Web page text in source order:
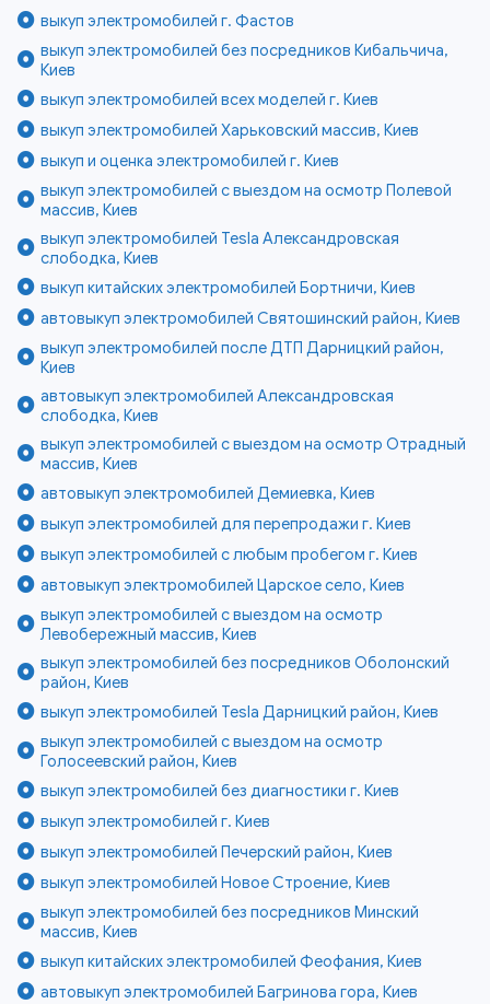
выкуп электромобилей г. Фастов
выкуп электромобилей без посредников Кибальчича,
Киев
выкуп электромобилей всех моделей г. Киев
выкуп электромобилей Харьковский массив, Киев
выкуп и оценка электромобилей г. Киев
выкуп электромобилей с выездом на осмотр Полевой
массив, Киев
выкуп электромобилей Tesla Александровская
слободка, Киев
выкуп китайских электромобилей Бортничи, Киев
автовыкуп электромобилей Святошинский район, Киев
выкуп электромобилей после ДТП Дарницкий район,
Киев
автовыкуп электромобилей Александровская
слободка, Киев
выкуп электромобилей с выездом на осмотр Отрадный
массив, Киев
автовыкуп электромобилей Демиевка, Киев
выкуп электромобилей для перепродажи г. Киев
выкуп электромобилей с любым пробегом г. Киев
автовыкуп электромобилей Царское село, Киев
выкуп электромобилей с выездом на осмотр
Левобережный массив, Киев
выкуп электромобилей без посредников Оболонский
район, Киев
выкуп электромобилей Tesla Дарницкий район, Киев
выкуп электромобилей с выездом на осмотр
Голосеевский район, Киев
выкуп электромобилей без диагностики г. Киев
выкуп электромобилей г. Киев
выкуп электромобилей Печерский район, Киев
выкуп электромобилей Новое Строение, Киев
выкуп электромобилей без посредников Минский
массив, Киев
выкуп китайских электромобилей Феофания, Киев
автовыкуп электромобилей Багринова гора, Киев